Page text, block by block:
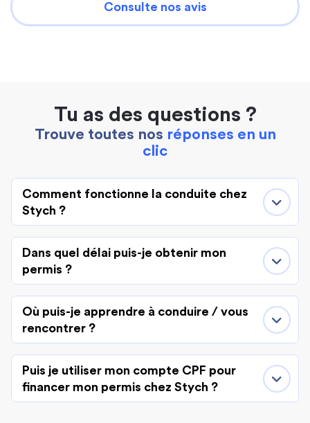
Consulte nos avis
Tu as des questions ?
Trouve toutes nos réponses en un
clic
Comment fonctionne la conduite chez
Stych ?
Dans quel délai puis-je obtenir mon
permis ?
Où puis-je apprendre à conduire / vous
rencontrer ?
Puis je utiliser mon compte CPF pour
financer mon permis chez Stych ?